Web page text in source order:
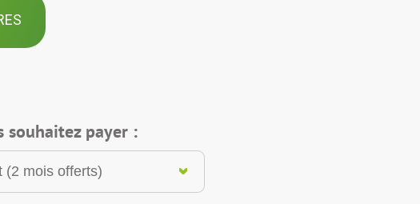
souhaitez payer :